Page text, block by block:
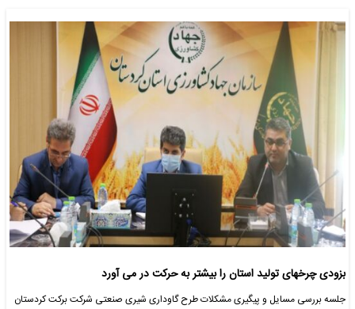
بزودی چرخهای تولید استان را بیشتر به حرکت در می آورد
جلسه بررسی مسایل و پیگیری مشکلات طرح گاوداری شیری صنعتی شرکت برکت کردستان